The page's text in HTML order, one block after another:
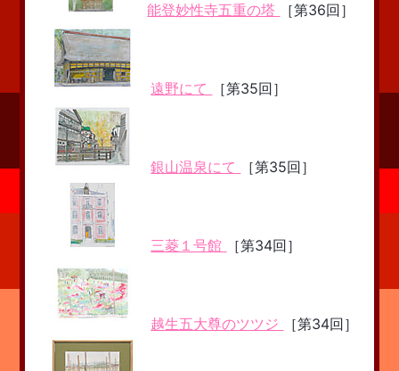
能登妙性寺五重の塔 ［第36回］
遠野にて ［第35回］
銀山温泉にて ［第35回］
三菱１号館 ［第34回］
越生五大尊のツツジ ［第34回］